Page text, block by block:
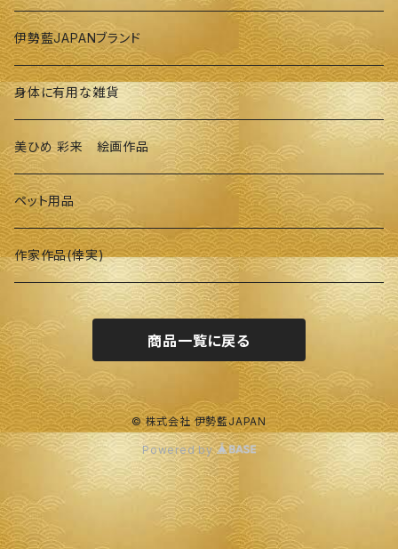
伊勢藍JAPANブランド
身体に有用な雑貨
美ひめ 彩来 絵画作品
ペット用品
作家作品(倖実)
商品一覧に戻る
© 株式会社 伊勢藍JAPAN
Powered by